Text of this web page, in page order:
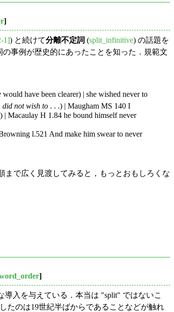
]
1]) と続けて分離不定詞 (split_infinitive) の話題を
事例が歴史的にあったことを知った．規範文
would have been clearer) | she wished never to
did not wish to . . .) | Maugham MS 140 I
| Macaulay H 1.84 he bound himself never
l.521 And make him swear to never
で広く見渡してみると，もっとおもしろくな
]
導入を与えている．本当は "split" ではないこ
たのは19世紀半ばからであることなどが触れ